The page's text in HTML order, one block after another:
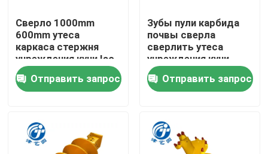
Сверло утеса
Штабелевка Адвокатуры Келли
Чистое вне сверло
Сверло 1000mm
600mm утеса
каркаса стержня
учреждения кучи Iso
Отправить запрос
Зубы пули карбида
почвы сверла
сверлить утеса
учреждения кучи
800mm двойные
отрезанные
Отправить запрос